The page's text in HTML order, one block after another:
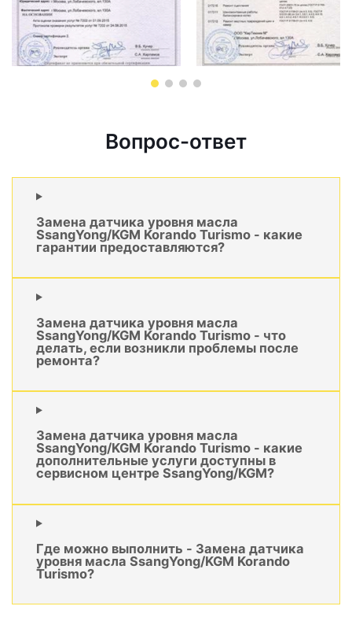
Вопрос-ответ
Замена датчика уровня масла
SsangYong/KGM Korando Turismo - какие
гарантии предоставляются?
Замена датчика уровня масла
SsangYong/KGM Korando Turismo - что
делать, если возникли проблемы после
ремонта?
Замена датчика уровня масла
SsangYong/KGM Korando Turismo - какие
дополнительные услуги доступны в
сервисном центре SsangYong/KGM?
Где можно выполнить - Замена датчика
уровня масла SsangYong/KGM Korando
Turismo?